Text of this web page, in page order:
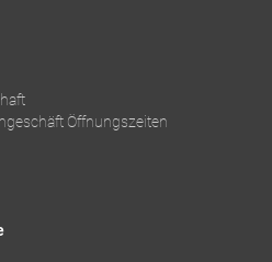
Öffnungszeiten